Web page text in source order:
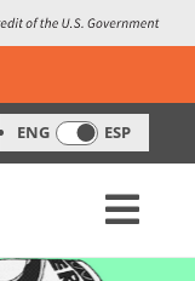
ENG ESP